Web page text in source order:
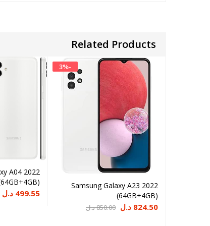
Related Products
-
3%
Samsung Galaxy A23 2022
(64GB+4GB)
850.00د.ل 824.50 د.ل
A04 2022
السعر
499.55 د.ل السعر